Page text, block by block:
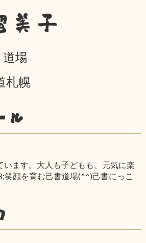
美子
場
札幌
ル
います。大人も子どもも、元気に楽
笑顔を育む己書道場(^^)己書にっこ